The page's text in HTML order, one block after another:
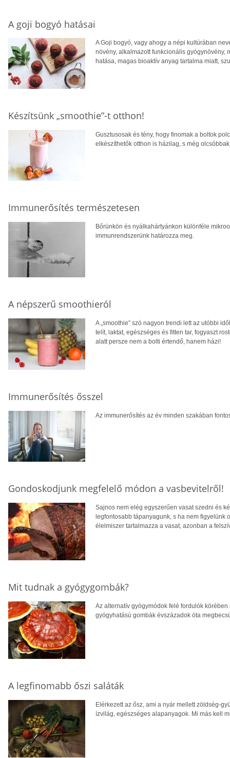
A goji bogyó hatásai
A Goji bogyó, vagy ahogy a népi kultúrában
növény, alkalmazott funkcionális gyógynövény,
hatása, magas bioaktív anyag tartalma miatt,
Készítsünk „smoothie”-t otthon!
Gusztusosak és tény, hogy finomak a boltok
elkészíthetők otthon is házilag, s még
Immunerősítés természetesen
Bőrünkön és nyálkahártyánkon különféle
immunrendszerünk határozza meg.
A népszerű smoothieról
A „smoothie” szó nagyon trendi lett az utóbbi
telít, laktat, egészséges és fitten tar, fogyaszt
alatt persze nem a bolti értendő, hanem házi!
Immunerősítés ősszel
Az immunerősítés az év minden szakában
Gondoskodjunk megfelelő módon a vasbevitelről!
Sajnos nem elég egyszerűen vasat szedni és
legfontosabb tápanyagunk, s ha nem
élelmiszer tartalmazza a vasat, azonban a
Mit tudnak a gyógygombák?
Az alternatív gyógymódok felé fordulók
gyógyhatású gombák évszázadok óta
A legfinomabb őszi saláták
Elérkezett az ősz, ami a nyár mellett zöldség-
ízvilág, egészséges alapanyagok. Mi más kell